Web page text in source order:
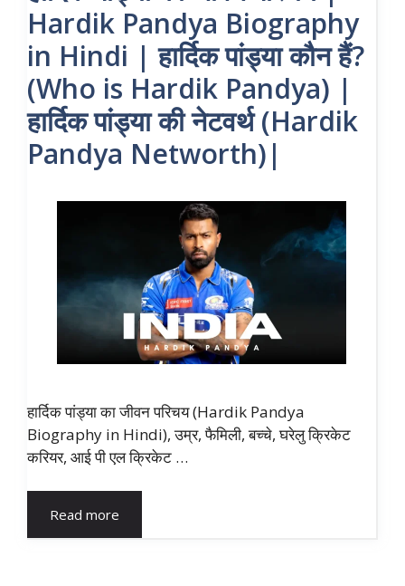
Hardik Pandya Biography
in Hindi | हार्दिक पांड्या कौन हैं?
(Who is Hardik Pandya) |
हार्दिक पांड्या की नेटवर्थ (Hardik
Pandya Networth)|
हार्दिक पांड्या का जीवन परिचय (Hardik Pandya
Biography in Hindi), उम्र, फैमिली, बच्चे, घरेलु क्रिकेट
करियर, आई पी एल क्रिकेट …
Read more